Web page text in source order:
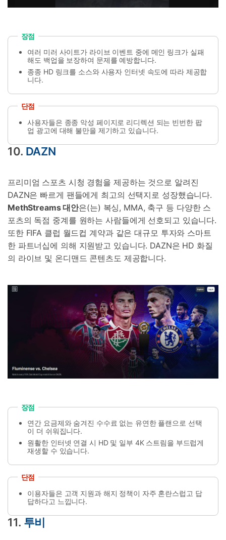
장점
여러 미러 사이트가 라이브 이벤트 중에 메인 링크가 실패
해도 백업을 보장하여 문제를 예방합니다.
종종 HD 링크를 소스와 사용자 인터넷 속도에 따라 제공합
니다.
단점
사용자들은 종종 악성 페이지로 리디렉션 되는 빈번한 팝
업 광고에 대해 불만을 제기하고 있습니다.
10. DAZN
프리미엄 스포츠 시청 경험을 제공하는 것으로 알려진
DAZN은 빠르게 팬들에게 최고의 선택지로 성장했습니다.
MethStreams 대안은(는) 복싱, MMA, 축구 등 다양한 스
포츠의 독점 중계를 원하는 사람들에게 선호되고 있습니다.
또한 FIFA 클럽 월드컵 계약과 같은 대규모 투자와 스마트
한 파트너십에 의해 지원받고 있습니다. DAZN은 HD 화질
의 라이브 및 온디맨드 콘텐츠도 제공합니다.
장점
연간 요금제와 숨겨진 수수료 없는 유연한 플랜으로 선택
이 더 쉬워집니다.
원활한 인터넷 연결 시 HD 및 일부 4K 스트림을 부드럽게
재생할 수 있습니다.
단점
이용자들은 고객 지원과 해지 정책이 자주 혼란스럽고 답
답하다고 느낍니다.
11. 투비